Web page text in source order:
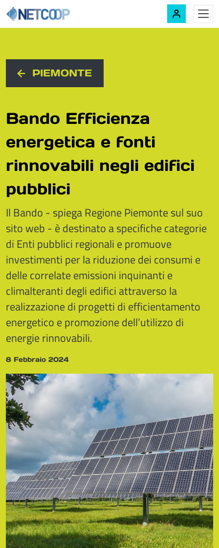
Navigazione principale
PIEMONTE
Bando Efficienza
energetica e fonti
rinnovabili negli edifici
pubblici
Il Bando - spiega Regione Piemonte sul suo
sito web - è destinato a specifiche categorie
di Enti pubblici regionali e promuove
investimenti per la riduzione dei consumi e
delle correlate emissioni inquinanti e
climalteranti degli edifici attraverso la
realizzazione di progetti di efficientamento
energetico e promozione dell’utilizzo di
energie rinnovabili.
8 Febbraio 2024